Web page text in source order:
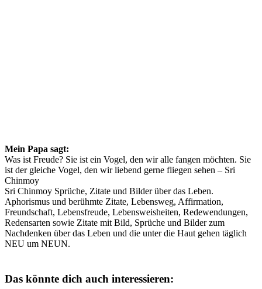
Mein Papa sagt:
Was ist Freude? Sie ist ein Vogel, den wir alle fangen möchten. Sie
ist der gleiche Vogel, den wir liebend gerne fliegen sehen – Sri
Chinmoy
Sri Chinmoy Sprüche, Zitate und Bilder über das Leben.
Aphorismus und berühmte Zitate, Lebensweg, Affirmation,
Freundschaft, Lebensfreude, Lebensweisheiten, Redewendungen,
Redensarten sowie Zitate mit Bild, Sprüche und Bilder zum
Nachdenken über das Leben und die unter die Haut gehen täglich
NEU um NEUN.
Das könnte dich auch interessieren: